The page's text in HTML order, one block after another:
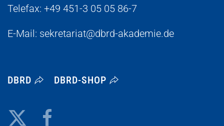
Telefax: +49 451-3 05 05 86-7
E-Mail: sekretariat@dbrd-akademie.de
DBRD DBRD-SHOP